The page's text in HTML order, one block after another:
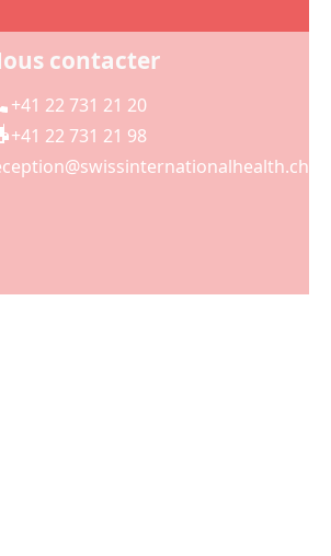
contacter
+41 22 731 21 20
+41 22 731 21 98